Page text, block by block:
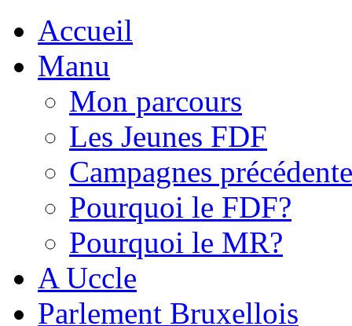
Accueil
Manu
Mon parcours
Les Jeunes FDF
Campagnes
Pourquoi le FDF?
Pourquoi le MR?
A Uccle
Parlement Bruxellois